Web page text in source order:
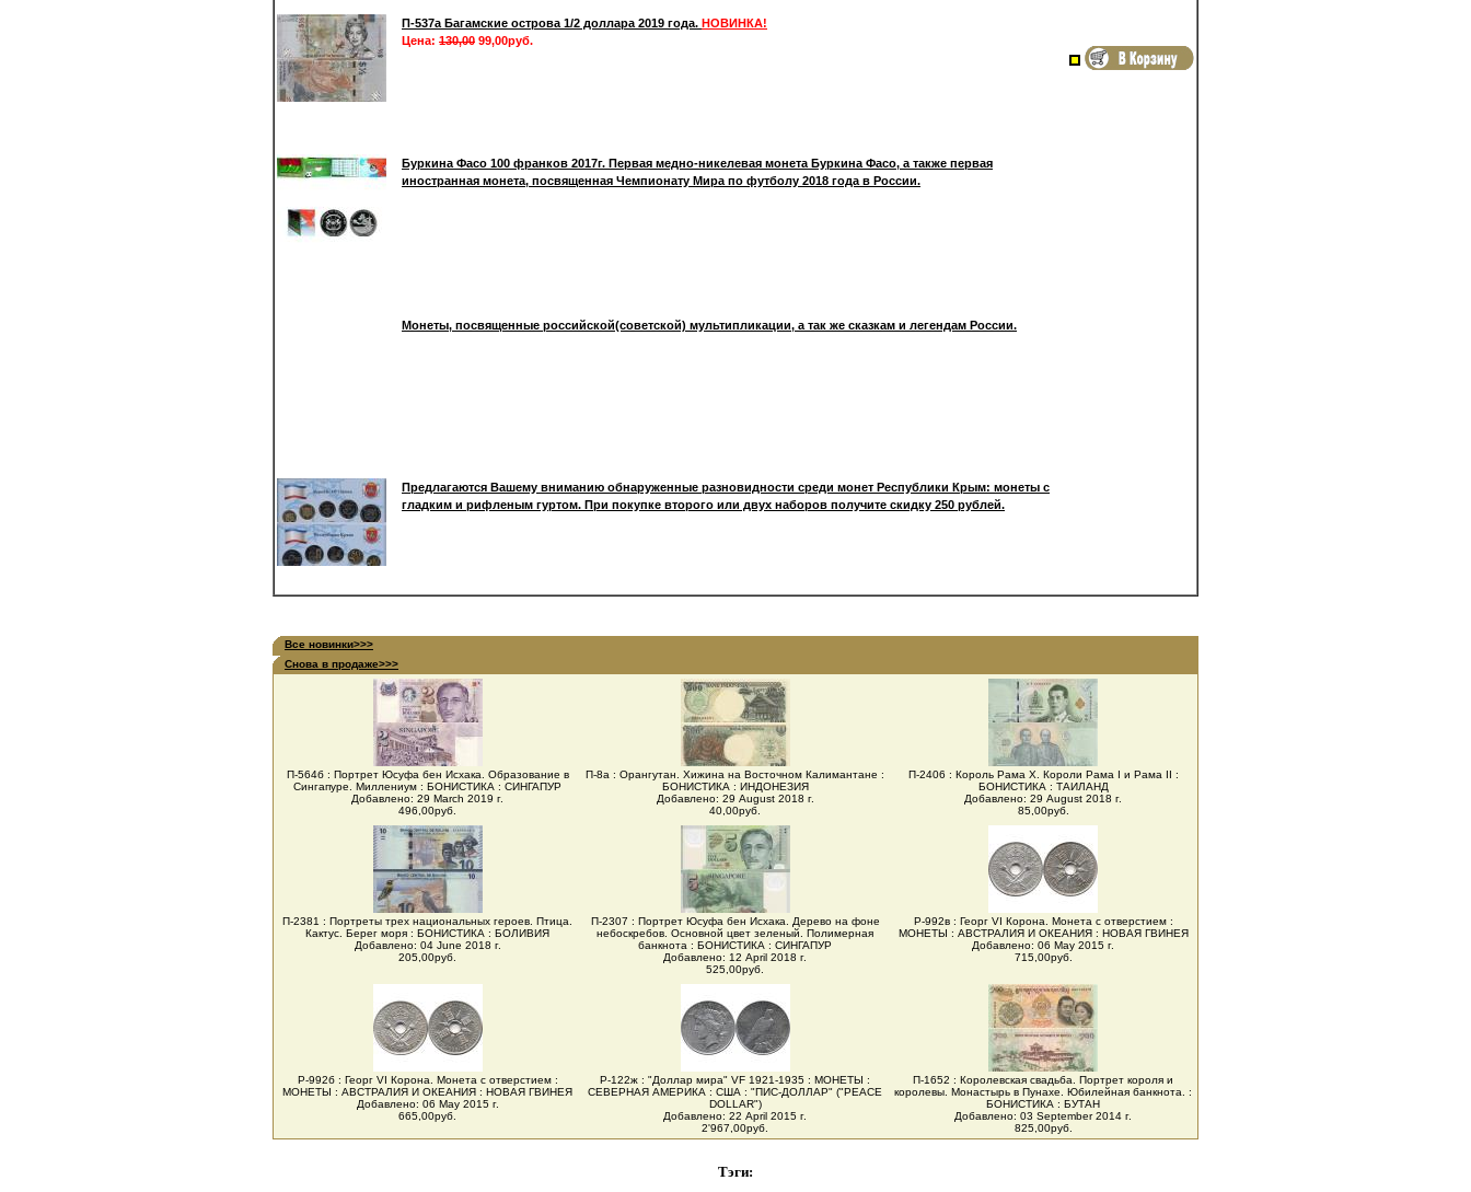
П-537а Багамские острова 1/2 доллара 2019 года. НОВИНКА!
Цена: 130,00 99,00руб.
Буркина Фасо 100 франков 2017г. Первая медно-никелевая монета Буркина Фасо, а также первая
иностранная монета, посвященная Чемпионату Мира по футболу 2018 года в России.
Монеты, посвященные российской(советской) мультипликации, а так же сказкам и легендам России.
Предлагаются Вашему вниманию обнаруженные разновидности среди монет Республики Крым: монеты с
гладким и рифленым гуртом. При покупке второго или двух наборов получите скидку 250 рублей.
Все новинки>>>
Снова в продаже>>>
П-564б : Портрет Юсуфа бен Исхака. Образование в
Сингапуре. Миллениум : БОНИСТИКА : СИНГАПУР
Добавлено: 29 March 2019 г.
496,00руб.
П-8а : Орангутан. Хижина на Восточном Калимантане :
БОНИСТИКА : ИНДОНЕЗИЯ
Добавлено: 29 August 2018 г.
40,00руб.
П-2406 : Король Рама X. Короли Рама I и Рама II :
БОНИСТИКА : ТАИЛАНД
Добавлено: 29 August 2018 г.
85,00руб.
П-2381 : Портреты трех национальных героев. Птица.
Кактус. Берег моря : БОНИСТИКА : БОЛИВИЯ
Добавлено: 04 June 2018 г.
205,00руб.
П-2307 : Портрет Юсуфа бен Исхака. Дерево на фоне
небоскребов. Основной цвет зеленый. Полимерная
банкнота : БОНИСТИКА : СИНГАПУР
Добавлено: 12 April 2018 г.
525,00руб.
Р-992в : Георг VI Корона. Монета с отверстием :
МОНЕТЫ : АВСТРАЛИЯ И ОКЕАНИЯ : НОВАЯ ГВИНЕЯ
Добавлено: 06 May 2015 г.
715,00руб.
Р-992б : Георг VI Корона. Монета с отверстием :
МОНЕТЫ : АВСТРАЛИЯ И ОКЕАНИЯ : НОВАЯ ГВИНЕЯ
Добавлено: 06 May 2015 г.
665,00руб.
Р-122ж : "Доллар мира" VF 1921-1935 : МОНЕТЫ :
СЕВЕРНАЯ АМЕРИКА : США : "ПИС-ДОЛЛАР" ("PEACE
DOLLAR")
Добавлено: 22 April 2015 г.
2'967,00руб.
П-1652 : Королевская свадьба. Портрет короля и
королевы. Монастырь в Пунахе. Юбилейная банкнота. :
БОНИСТИКА : БУТАН
Добавлено: 03 September 2014 г.
825,00руб.
Тэги: